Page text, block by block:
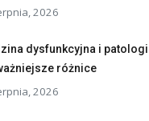
2026
dysfunkcyjna i
różnice
2026